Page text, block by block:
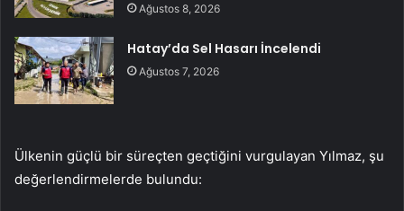
Ağustos 8, 2026
Hatay’da Sel Hasarı İncelendi
Ağustos 7, 2026
Ülkenin güçlü bir süreçten geçtiğini vurgulayan Yılmaz, şu
değerlendirmelerde bulundu: